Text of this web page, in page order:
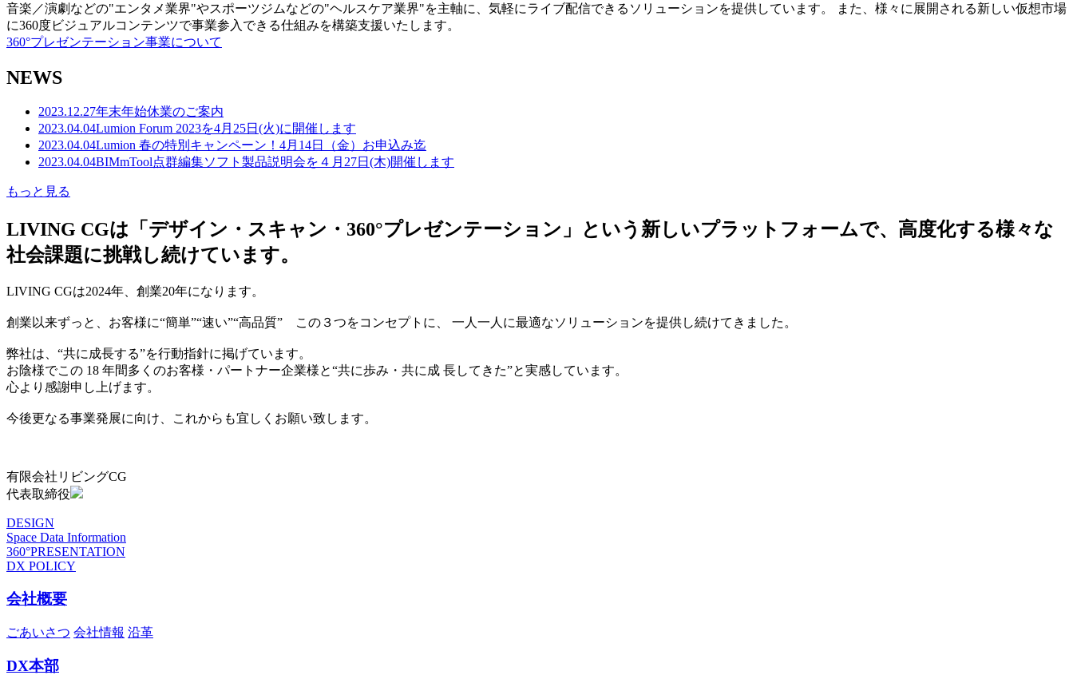
音楽／演劇などの"エンタメ業界"やスポーツジムなどの"ヘルスケア業界"を主軸に、気軽にライブ配信できるソリューションを提供しています。 また、様々に展開される新しい仮想市場
に360度ビジュアルコンテンツで事業参入できる仕組みを構築支援いたします。
360°プレゼンテーション事業について
NEWS
2023.12.27年末年始休業のご案内
2023.04.04Lumion Forum 2023を4月25日(火)に開催します
2023.04.04Lumion 春の特別キャンペーン！4月14日（金）お申込み迄
2023.04.04BIMmTool点群編集ソフト製品説明会を４月27日(木)開催します
もっと見る
LIVING CGは「デザイン・スキャン・360°プレゼンテーション」という新しいプラットフォームで、高度化する様々な
社会課題に挑戦し続けています。
LIVING CGは2024年、創業20年になります。
創業以来ずっと、お客様に“簡単”“速い”“高品質” この３つをコンセプトに、 一人一人に最適なソリューションを提供し続けてきました。
弊社は、“共に成長する”を行動指針に掲げています。
お陰様でこの 18 年間多くのお客様・パートナー企業様と“共に歩み・共に成 長してきた”と実感しています。
心より感謝申し上げます。
今後更なる事業発展に向け、これからも宜しくお願い致します。
有限会社リビングCG
代表取締役
DESIGN
Space Data Information
360°PRESENTATION
DX POLICY
会社概要
ごあいさつ 会社情報 沿革
DX本部